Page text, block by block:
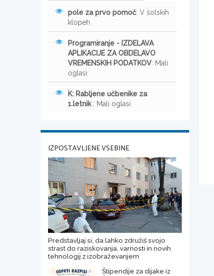
pole za prvo pomoč: V šolskih
klopeh
Programiranje - IZDELAVA
APLIKACIJE ZA OBDELAVO
VREMENSKIH PODATKOV: Mali
oglasi
K: Rabljene učbenike za
1.letnik : Mali oglasi
IZPOSTAVLJENE VSEBINE
Predstavljaj si, da lahko združiš svojo
strast do raziskovanja, varnosti in novih
tehnologij z izobraževanjem
Štipendije za dijake iz